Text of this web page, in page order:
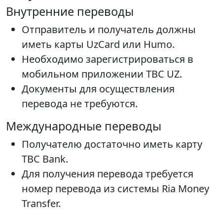
Внутренние переводы
Отправитель и получатель должны
иметь карты UzCard или Humo.
Необходимо зарегистрироваться в
мобильном приложении TBC UZ.
Документы для осуществления
перевода не требуются.
Международные переводы
Получателю достаточно иметь карту
TBC Bank.
Для получения перевода требуется
номер перевода из системы Ria Money
Transfer.